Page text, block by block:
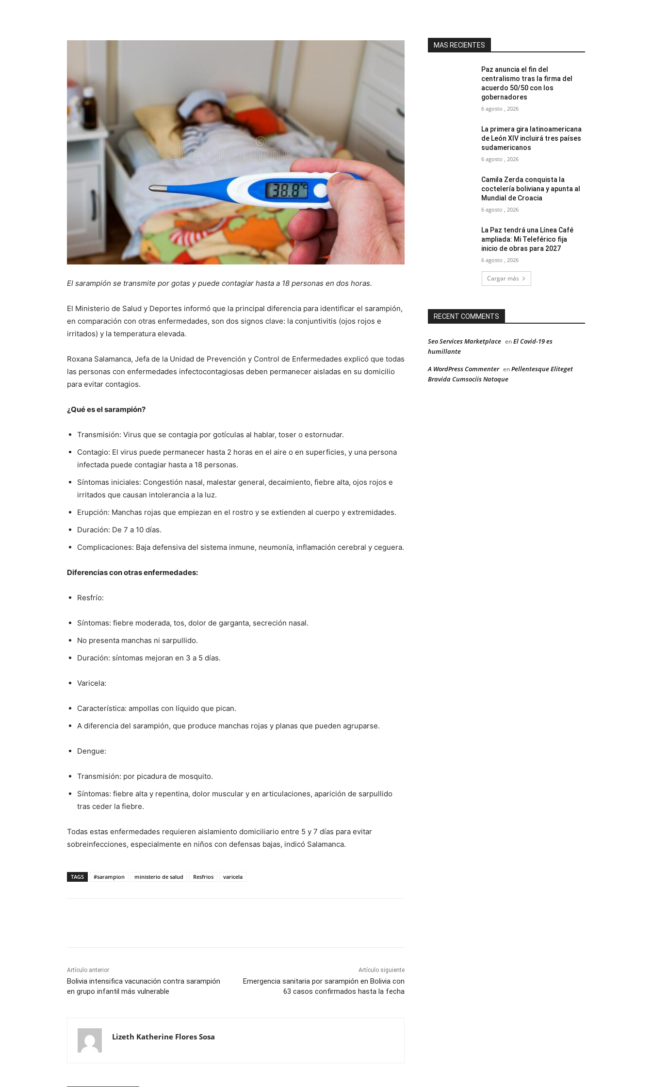
El sarampión se transmite por gotas y puede contagiar hasta a 18 personas en dos horas.
El Ministerio de Salud y Deportes informó que la principal diferencia para identificar el sarampión,
en comparación con otras enfermedades, son dos signos clave: la conjuntivitis (ojos rojos e
irritados) y la temperatura elevada.
Roxana Salamanca, Jefa de la Unidad de Prevención y Control de Enfermedades explicó que todas
las personas con enfermedades infectocontagiosas deben permanecer aisladas en su domicilio
para evitar contagios.
¿Qué es el sarampión?
Transmisión: Virus que se contagia por gotículas al hablar, toser o estornudar.
Contagio: El virus puede permanecer hasta 2 horas en el aire o en superficies, y una persona
infectada puede contagiar hasta a 18 personas.
Síntomas iniciales: Congestión nasal, malestar general, decaimiento, fiebre alta, ojos rojos e
irritados que causan intolerancia a la luz.
Erupción: Manchas rojas que empiezan en el rostro y se extienden al cuerpo y extremidades.
Duración: De 7 a 10 días.
Complicaciones: Baja defensiva del sistema inmune, neumonía, inflamación cerebral y ceguera.
Diferencias con otras enfermedades:
Resfrío:
Síntomas: fiebre moderada, tos, dolor de garganta, secreción nasal.
No presenta manchas ni sarpullido.
Duración: síntomas mejoran en 3 a 5 días.
Varicela:
Característica: ampollas con líquido que pican.
A diferencia del sarampión, que produce manchas rojas y planas que pueden agruparse.
Dengue:
Transmisión: por picadura de mosquito.
Síntomas: fiebre alta y repentina, dolor muscular y en articulaciones, aparición de sarpullido
tras ceder la fiebre.
Todas estas enfermedades requieren aislamiento domiciliario entre 5 y 7 días para evitar
sobreinfecciones, especialmente en niños con defensas bajas, indicó Salamanca.
TAGS #sarampion ministerio de salud Resfrios varicela
Artículo anterior
Bolivia intensifica vacunación contra sarampión
en grupo infantil más vulnerable
Artículo siguiente
Emergencia sanitaria por sarampión en Bolivia con
63 casos confirmados hasta la fecha
Lizeth Katherine Flores Sosa
MAS RECIENTES
Paz anuncia el fin del
centralismo tras la firma del
acuerdo 50/50 con los
gobernadores
6 agosto , 2026
La primera gira latinoamericana
de León XIV incluirá tres países
sudamericanos
6 agosto , 2026
Camila Zerda conquista la
coctelería boliviana y apunta al
Mundial de Croacia
6 agosto , 2026
La Paz tendrá una Línea Café
ampliada: Mi Teleférico fija
inicio de obras para 2027
6 agosto , 2026
Cargar más
RECENT COMMENTS
Seo Services Marketplace enEl Covid-19 es
humillante
A WordPress Commenter enPellentesque Eliteget
Bravida Cumsociis Natoque